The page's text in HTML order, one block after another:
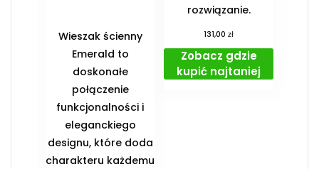
Wieszak ścienny
Emerald to
doskonałe
połączenie
funkcjonalności i
eleganckiego
designu, które doda
charakteru każdemu
rozwiązanie.
131,00zł
Zobacz gdzie
kupić najtaniej